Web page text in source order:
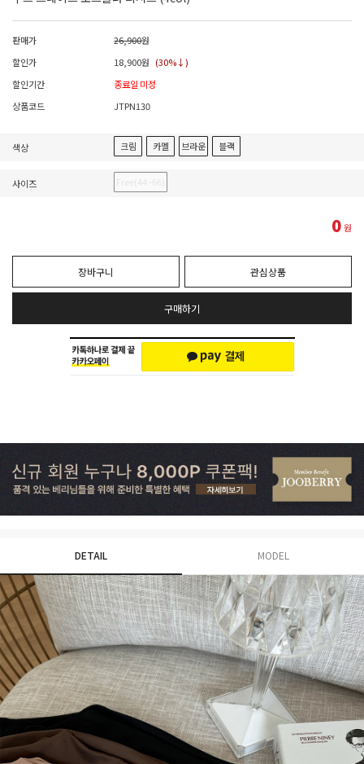
판매가 26,900원
할인가
18,900원 (30%↓)
할인기간
종료일 미정
상품코드
JTPN130
색상 크림 카멜 브라운 블랙
사이즈
0원
장바구니 관심상품
구매하기
DETAIL MODEL